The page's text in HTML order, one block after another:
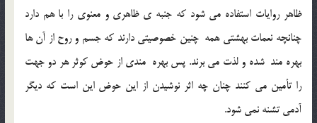
ظاهر روايات استفاده مي شود که جنبه ي ظاهري و معنوي را با هم دارد
چنانچه نعمات بهشتي همه چنين خصوصيتي دارند که جسم و روح از آن ها
بهره مند شده و لذت مي برند. پس بهره مندي از حوض کوثر هر دو جهت
را تأمين مي کنند چنان چه اثر نوشيدن از اين حوض اين است که ديگر
آدمي تشنه نمي شود.